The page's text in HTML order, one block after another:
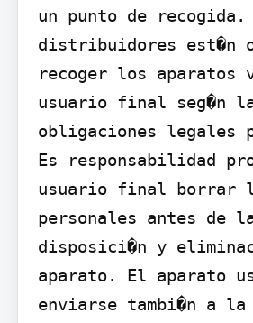
un punto de recogida.
distribuidores est�n
recoger los aparatos
usuario final seg�n
obligaciones legales
Es responsabilidad
usuario final borrar
personales antes de
disposici�n y
aparato. El aparato
enviarse tambi�n a